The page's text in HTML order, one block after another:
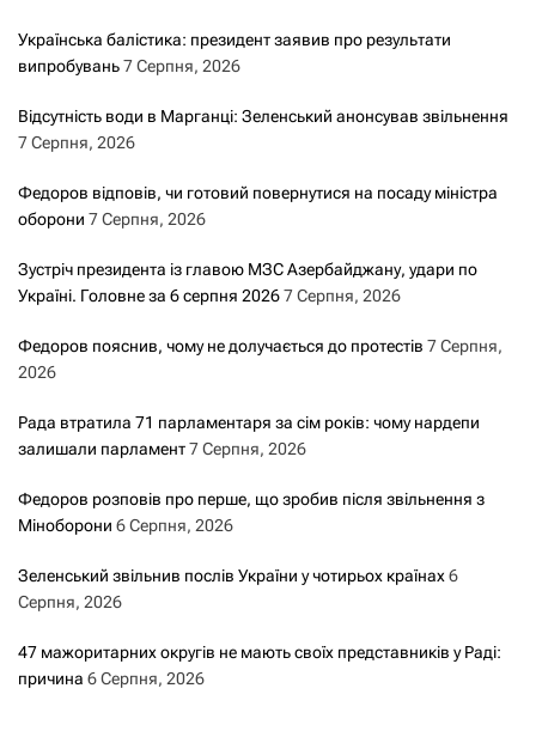
Українська балістика: президент заявив про результати
випробувань7 Серпня, 2026
Відсутність води в Марганці: Зеленський анонсував звільнення
7 Серпня, 2026
Федоров відповів, чи готовий повернутися на посаду міністра
оборони 7 Серпня, 2026
Зустріч президента із главою МЗС Азербайджану, удари по
Україні. Головне за 6 серпня 20267 Серпня, 2026
Федоров пояснив, чому не долучається до протестів 7 Серпня,
2026
Рада втратила 71 парламентаря за сім років: чому нардепи
залишали парламент7 Серпня, 2026
Федоров розповів про перше, що зробив після звільнення з
Міноборони 6 Серпня, 2026
Зеленський звільнив послів України у чотирьох країнах 6
Серпня, 2026
47 мажоритарних округів не мають своїх представників у Раді:
причина 6 Серпня, 2026